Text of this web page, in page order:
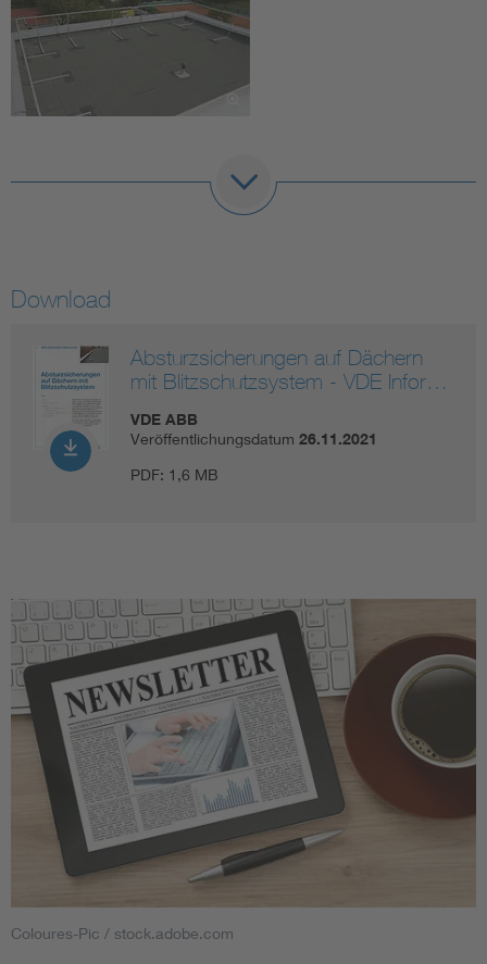
Download
Absturzsicherungen auf Dächern
mit Blitzschutzsystem - VDE Infor…
VDE ABB
Veröffentlichungsdatum 26.11.2021
PDF: 1,6 MB
Coloures-Pic / stock.adobe.com